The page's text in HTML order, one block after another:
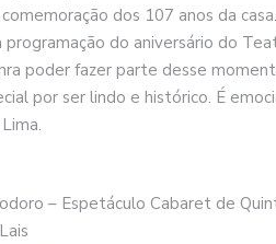
dos 107 anos da
do aniversário do
poder fazer parte desse
por ser lindo e histórico. É
– Espetáculo Cabaret de